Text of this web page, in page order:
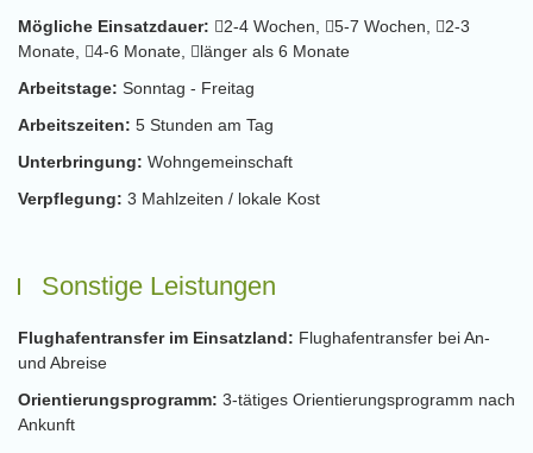
Mögliche Einsatzdauer: 2-4 Wochen, 5-7 Wochen,
2-3
Monate,
4-6 Monate,
länger als 6 Monate
Arbeitstage: Sonntag - Freitag
Arbeitszeiten: 5 Stunden am Tag
Unterbringung: Wohngemeinschaft
Verpflegung: 3 Mahlzeiten / lokale Kost
Sonstige Leistungen
Flughafentransfer im Einsatzland: Flughafentransfer bei An-
und Abreise
Orientierungsprogramm: 3-tätiges Orientierungsprogramm nach
Ankunft